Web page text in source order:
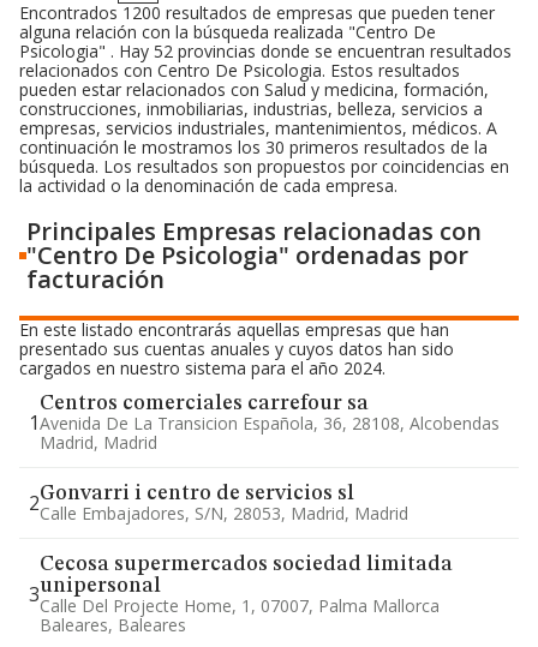
Encontrados 1200 resultados de empresas que pueden tener
alguna relación con la búsqueda realizada "Centro De
Psicologia" . Hay 52 provincias donde se encuentran resultados
relacionados con Centro De Psicologia. Estos resultados
pueden estar relacionados con Salud y medicina, formación,
construcciones, inmobiliarias, industrias, belleza, servicios a
empresas, servicios industriales, mantenimientos, médicos. A
continuación le mostramos los 30 primeros resultados de la
búsqueda. Los resultados son propuestos por coincidencias en
la actividad o la denominación de cada empresa.
Principales Empresas relacionadas con
"Centro De Psicologia" ordenadas por
facturación
En este listado encontrarás aquellas empresas que han
presentado sus cuentas anuales y cuyos datos han sido
cargados en nuestro sistema para el año 2024.
1
Centros comerciales carrefour sa
Avenida De La Transicion Española, 36, 28108, Alcobendas
Madrid, Madrid
2Gonvarri i centro de servicios sl
Calle Embajadores, S/n, 28053, Madrid, Madrid
3
Cecosa supermercados sociedad limitada
unipersonal
Calle Del Projecte Home, 1, 07007, Palma Mallorca
Baleares, Baleares